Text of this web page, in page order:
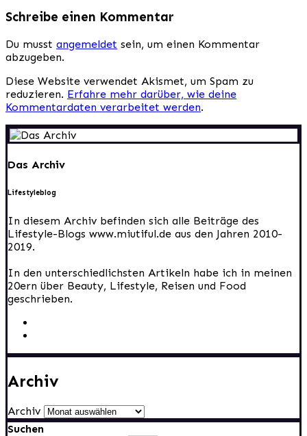
Schreibe einen Kommentar
Du musst angemeldet sein, um einen Kommentar
abzugeben.
Diese Website verwendet Akismet, um Spam zu
reduzieren. Erfahre mehr darüber, wie deine
Kommentardaten verarbeitet werden.
Das Archiv
Lifestyleblog
In diesem Archiv befinden sich alle Beiträge des
Lifestyle-Blogs www.miutiful.de aus den Jahren 2010-
2019.
In den unterschiedlichsten Artikeln habe ich in meinen
20ern über Beauty, Lifestyle, Reisen und Food
geschrieben.
Archiv
Archiv
Suchen